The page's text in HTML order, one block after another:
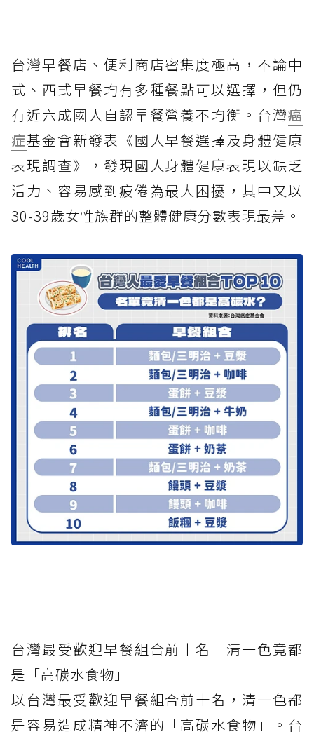
台灣早餐店、便利商店密集度極高，不論中
式、西式早餐均有多種餐點可以選擇，但仍
有近六成國人自認早餐營養不均衡。台灣癌
症基金會新發表《國人早餐選擇及身體健康
表現調查》，發現國人身體健康表現以缺乏
活力、容易感到疲倦為最大困擾，其中又以
30-39歲女性族群的整體健康分數表現最差。
台灣最受歡迎早餐組合前十名 清一色竟都
是「高碳水食物」
以台灣最受歡迎早餐組合前十名，清一色都
是容易造成精神不濟的「高碳水食物」。台